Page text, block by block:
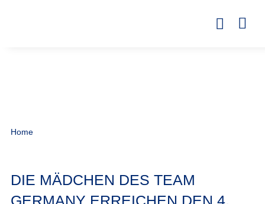
Home
DIE MÄDCHEN DES TEAM
GERMANY ERREICHEN DEN 4.